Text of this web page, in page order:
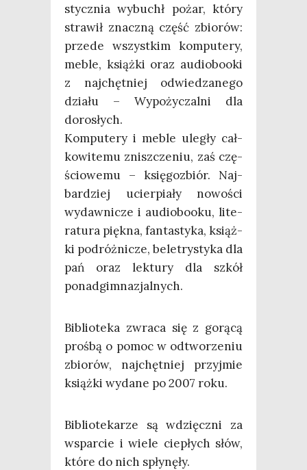
stycz­nia wybuchł pożar, któ­ry
stra­wił znacz­ną część zbio­rów:
przede wszyst­kim kom­pu­te­ry,
meble, książ­ki oraz audio­bo­oki
z naj­chęt­niej odwie­dza­ne­go
dzia­łu – Wypo­ży­czal­ni dla
dorosłych.
Kom­pu­te­ry i meble ule­gły cał­
ko­wi­te­mu znisz­cze­niu, zaś czę­
ścio­we­mu – księ­go­zbiór. Naj­
bar­dziej ucier­pia­ły nowo­ści
wydaw­ni­cze i audio­bo­oku, lite­
ra­tu­ra pięk­na, fan­ta­sty­ka, książ­
ki podróż­ni­cze, bele­try­sty­ka dla
pań oraz lek­tu­ry dla szkół
ponadgimnazjalnych.
Biblio­te­ka zwra­ca się z gorą­cą
proś­bą o pomoc w odtwo­rze­niu
zbio­rów, naj­chęt­niej przyj­mie
książ­ki wyda­ne po 2007 roku.
Biblio­te­ka­rze są wdzięcz­ni za
wspar­cie i wie­le cie­płych słów,
któ­re do nich spłynęły.